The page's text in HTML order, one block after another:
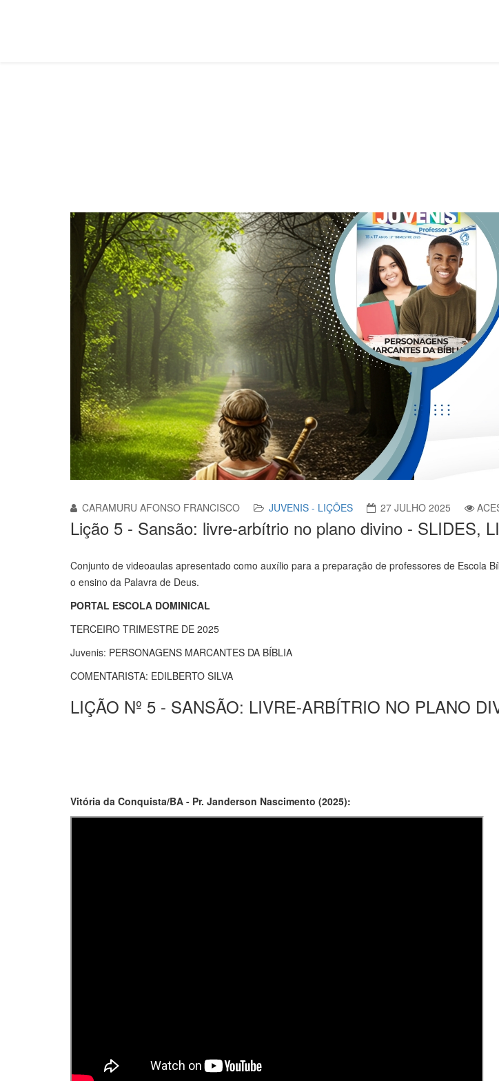
CARAMURU AFONSO FRANCISCO JUVENIS - LIÇÕES 27 JULHO 2025
Lição 5 - Sansão: livre-arbítrio no plano divino - SLIDES,
Conjunto de videoaulas apresentado como auxílio para a preparação de professores de Escola
o ensino da Palavra de Deus.
PORTAL ESCOLA DOMINICAL
TERCEIRO TRIMESTRE DE 2025
Juvenis: PERSONAGENS MARCANTES DA BÍBLIA
COMENTARISTA: EDILBERTO SILVA
LIÇÃO Nº 5 - SANSÃO: LIVRE-ARBÍTRIO NO PLANO
Vitória da Conquista/BA - Pr. Janderson Nascimento (2025):